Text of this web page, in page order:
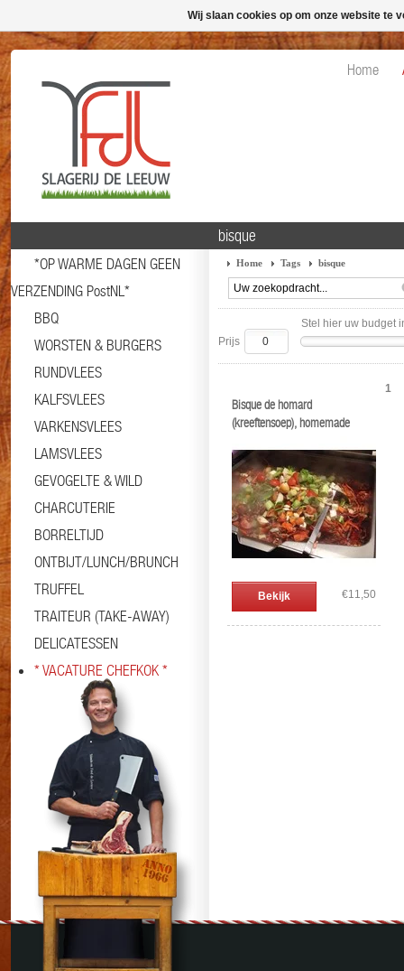
Home
*OP WARME DAGEN GEEN
VERZENDING PostNL*
BBQ
WORSTEN & BURGERS
RUNDVLEES
KALFSVLEES
VARKENSVLEES
LAMSVLEES
GEVOGELTE & WILD
CHARCUTERIE
BORRELTIJD
ONTBIJT/LUNCH/BRUNCH
TRUFFEL
TRAITEUR (TAKE-AWAY)
DELICATESSEN
* VACATURE CHEFKOK *
bisque
Home Tags bisque
Stel hier uw budget
Prijs
Bisque de homard
(kreeftensoep), homemade
Bekijk €11,50
1
Wij slaan cookies op om onze website te